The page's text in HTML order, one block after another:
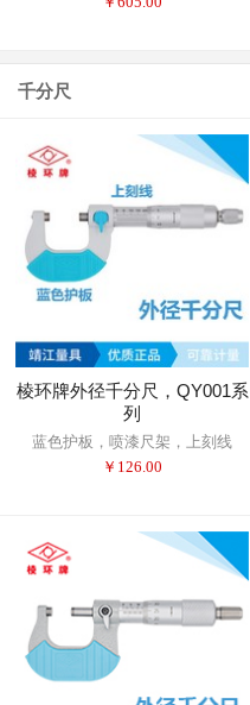
千分尺
棱环牌外径千分尺，QY001系
列
蓝色护板，喷漆尺架，上刻线
￥ 126.00